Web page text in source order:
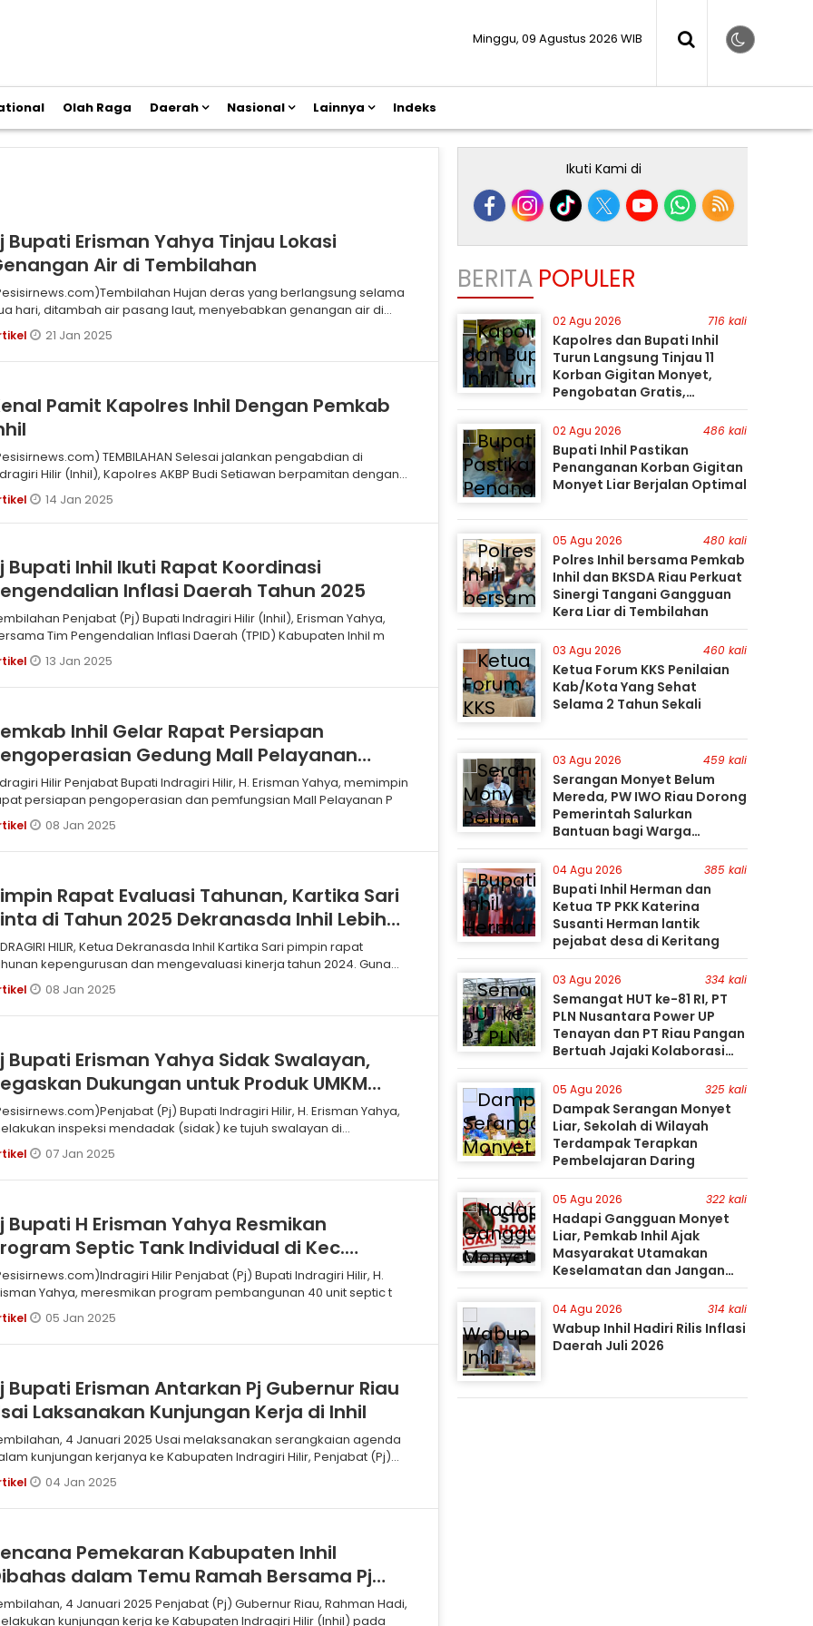
Minggu, 09 Agustus 2026 WIB
Olah Raga Daerah Nasional Lainnya Indeks
Bupati Erisman Yahya Tinjau Lokasi
Air di Tembilahan
Hujan deras yang berlangsung selama
hari, ditambah air pasang laut, menyebabkan genangan air di
21 Jan 2025
Pamit Kapolres Inhil Dengan Pemkab
TEMBILAHAN Selesai jalankan pengabdian di
Hilir (Inhil), Kapolres AKBP Budi Setiawan berpamitan dengan
14 Jan 2025
Bupati Inhil Ikuti Rapat Koordinasi
Inflasi Daerah Tahun 2025
(Pj) Bupati Indragiri Hilir (Inhil), Erisman Yahya,
Tim Pengendalian Inflasi Daerah (TPID) Kabupaten Inhil m
13 Jan 2025
Inhil Gelar Rapat Persiapan
Gedung Mall Pelayanan
Penjabat Bupati Indragiri Hilir, H. Erisman Yahya, memimpin
persiapan pengoperasian dan pemfungsian Mall Pelayanan P
08 Jan 2025
Rapat Evaluasi Tahunan, Kartika Sari
di Tahun 2025 Dekranasda Inhil Lebih
HILIR, Ketua Dekranasda Inhil Kartika Sari pimpin rapat
kepengurusan dan mengevaluasi kinerja tahun 2024. Guna
08 Jan 2025
Bupati Erisman Yahya Sidak Swalayan,
Dukungan untuk Produk UMKM
(Pj) Bupati Indragiri Hilir, H. Erisman Yahya,
inspeksi mendadak (sidak) ke tujuh swalayan di
07 Jan 2025
Bupati H Erisman Yahya Resmikan
Septic Tank Individual di Kec.
Hilir Penjabat (Pj) Bupati Indragiri Hilir, H.
Yahya, meresmikan program pembangunan 40 unit septic t
05 Jan 2025
Bupati Erisman Antarkan Pj Gubernur Riau
Laksanakan Kunjungan Kerja di Inhil
4 Januari 2025 Usai melaksanakan serangkaian agenda
kunjungan kerjanya ke Kabupaten Indragiri Hilir, Penjabat (Pj)
04 Jan 2025
Pemekaran Kabupaten Inhil
dalam Temu Ramah Bersama Pj
Riau
4 Januari 2025 Penjabat (Pj) Gubernur Riau, Rahman Hadi,
kunjungan kerja ke Kabupaten Indragiri Hilir (Inhil) pada
Ikuti Kami di
BERITA POPULER
02 Agu 2026 716 kali
Kapolres dan Bupati Inhil
Turun Langsung Tinjau 11
Korban Gigitan Monyet,
Pengobatan Gratis,
Perburuan Terus Berlanjut
02 Agu 2026 486 kali
Bupati Inhil Pastikan
Penanganan Korban Gigitan
Monyet Liar Berjalan Optimal
05 Agu 2026 480 kali
Polres Inhil bersama Pemkab
Inhil dan BKSDA Riau Perkuat
Sinergi Tangani Gangguan
Kera Liar di Tembilahan
03 Agu 2026 460 kali
Ketua Forum KKS Penilaian
Kab/Kota Yang Sehat
Selama 2 Tahun Sekali
03 Agu 2026 459 kali
Serangan Monyet Belum
Mereda, PW IWO Riau Dorong
Pemerintah Salurkan
Bantuan bagi Warga
Terdampak
04 Agu 2026 385 kali
Bupati Inhil Herman dan
Ketua TP PKK Katerina
Susanti Herman lantik
pejabat desa di Keritang
03 Agu 2026 334 kali
Semangat HUT ke-81 RI, PT
PLN Nusantara Power UP
Tenayan dan PT Riau Pangan
Bertuah Jajaki Kolaborasi
Pemanfaatan Limbah FABA
untuk Dukung Swasembada
05 Agu 2026 325 kali
Dampak Serangan Monyet
Liar, Sekolah di Wilayah
Terdampak Terapkan
Pembelajaran Daring
05 Agu 2026 322 kali
Hadapi Gangguan Monyet
Liar, Pemkab Inhil Ajak
Masyarakat Utamakan
Keselamatan dan Jangan
Mudah Percaya Hoaks
04 Agu 2026 314 kali
Wabup Inhil Hadiri Rilis Inflasi
Daerah Juli 2026